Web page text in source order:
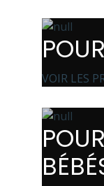
VOIR LES
POUR